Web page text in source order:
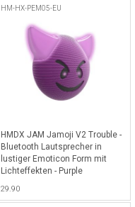
HM-HX-PEM05-EU
HMDX JAM Jamoji V2 Trouble -
Bluetooth Lautsprecher in
lustiger Emoticon Form mit
Lichteffekten - Purple
29.90